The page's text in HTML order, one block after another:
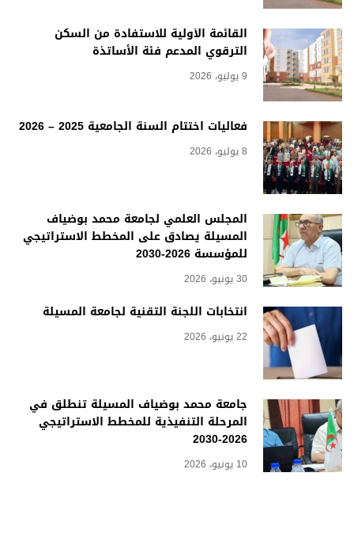
القائمة الأولية للاستفادة من السكن
الترقوي المدعم فئة الأساتذة
9 يوليو، 2026
فعاليات اختتام السنة الجامعية 2025 – 2026
8 يوليو، 2026
المجلس العلمي لجامعة محمد بوضياف
المسيلة يصادق على المخطط الاستراتيجي
للمؤسسة 2026-2030
30 يونيو، 2026
انتخابات اللجنة التقنية لجامعة المسيلة
22 يونيو، 2026
جامعة محمد بوضياف المسيلة تنطلق في
المرحلة التنفيذية للمخطط الاستراتيجي
2026-2030
10 يونيو، 2026